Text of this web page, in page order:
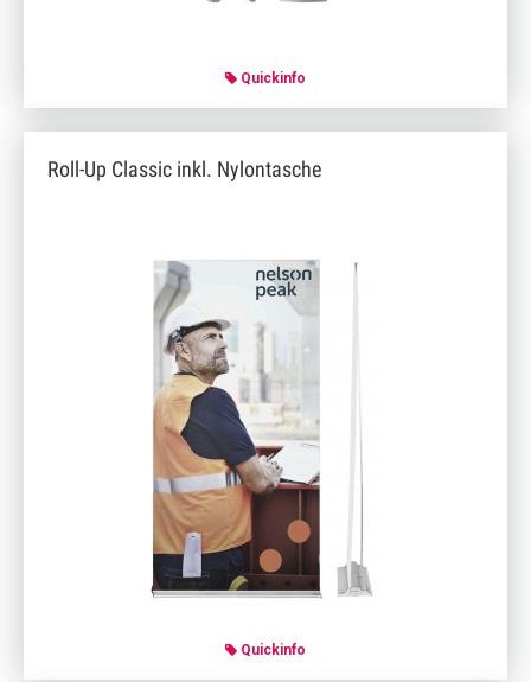
Quickinfo
Roll-Up Classic inkl. Nylontasche
Quickinfo